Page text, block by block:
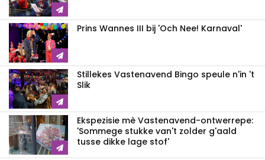
Prins Wannes III bij 'Och Nee! Karnaval'
Stillekes Vastenavend Bingo speule n'in 't
Slik
Ekspezisie mè Vastenavend-ontwerrepe:
'Sommege stukke van't zolder g'aald
tusse dikke lage stof'